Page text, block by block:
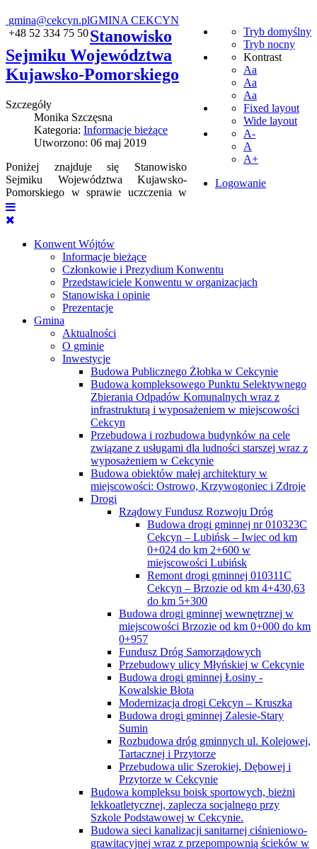
gmina@cekcyn.pl
+48 52 334 75 50
Tryb domyślny
Tryb nocny
Kontrast
Aa
Aa
Aa
Fixed layout
Wide layout
A-
A
A+
Logowanie
GMINA CEKCYN
Konwent Wójtów
Informacje bieżące
Członkowie i Prezydium Konwentu
Przedstawiciele Konwentu w organizacjach
Stanowiska i opinie
Prezentacje
Gmina
Aktualności
O gminie
Inwestycje
Budowa Publicznego Żłobka w Cekcynie
Budowa kompleksowego Punktu Selektywnego
Zbierania Odpadów Komunalnych wraz z
infrastrukturą i wyposażeniem w miejscowości
Cekcyn
Przebudowa i rozbudowa budynków na cele
związane z usługami dla ludności starszej wraz z
wyposażeniem w Cekcynie
Budowa obiektów małej architektury w
miejscowości: Ostrowo, Krzywogoniec i Zdroje
Drogi
Rządowy Fundusz Rozwoju Dróg
Budowa drogi gminnej nr 010323C
Cekcyn – Lubińsk – Iwiec od km
0+024 do km 2+600 w
miejscowości Lubińsk
Remont drogi gminnej 010311C
Cekcyn – Brzozie od km 4+430,63
do km 5+300
Budowa drogi gminnej wewnętrznej w
miejscowości Brzozie od km 0+000 do km
0+957
Fundusz Dróg Samorządowych
Przebudowy ulicy Młyńskiej w Cekcynie
Budowa drogi gminnej Łosiny -
Kowalskie Błota
Modernizacja drogi Cekcyn – Kruszka
Budowa drogi gminnej Zalesie-Stary
Sumin
Rozbudowa dróg gminnych ul. Kolejowej,
Tartacznej i Przytorze
Przebudowa ulic Szerokiej, Dębowej i
Przytorze w Cekcynie
Budowa kompleksu boisk sportowych, bieżni
lekkoatletycznej, zaplecza socjalnego przy
Szkole Podstawowej w Cekcynie.
Budowa sieci kanalizacji sanitarnej ciśnieniowo-
grawitacyjnej wraz z przepompownią ścieków w
Stanowisko
Sejmiku Województwa
Kujawsko-Pomorskiego
Szczegóły
Monika Szczęsna
Kategoria: Informacje bieżące
Utworzono: 06 maj 2019
Poniżej znajduje się Stanowisko
Sejmiku Województwa Kujawsko-
Pomorskiego w sprawie uczczenia w